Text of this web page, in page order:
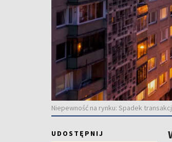
Niepewność na rynku: Spadek
UDOSTĘPNIJ